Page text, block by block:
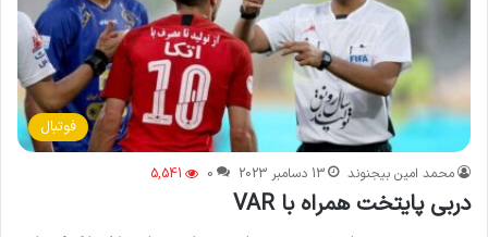
فوتبال
محمد امین بیجنوند 13 دسامبر 2023 0
5,541
دربی پایتخت همراه با VAR